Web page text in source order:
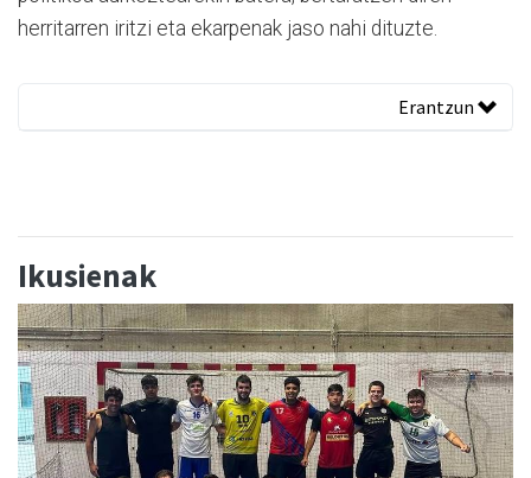
herritarren iritzi eta ekarpenak jaso nahi dituzte.
Erantzun
Ikusienak